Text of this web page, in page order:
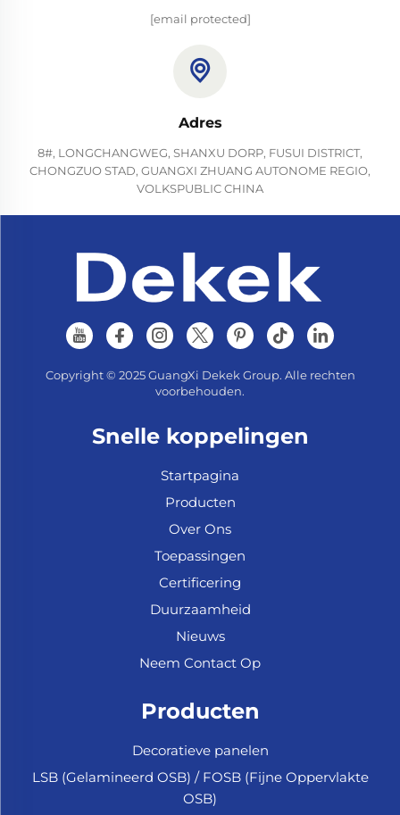
[email protected]
Adres
8#, LONGCHANGWEG, SHANXU DORP, FUSUI DISTRICT,
CHONGZUO STAD, GUANGXI ZHUANG AUTONOME REGIO,
VOLKSPUBLIC CHINA
Copyright © 2025 GuangXi Dekek Group. Alle rechten
voorbehouden.
Snelle koppelingen
Startpagina
Producten
Over Ons
Toepassingen
Certificering
Duurzaamheid
Nieuws
Neem Contact Op
Producten
Decoratieve panelen
LSB (Gelamineerd OSB) / FOSB (Fijne Oppervlakte
OSB)